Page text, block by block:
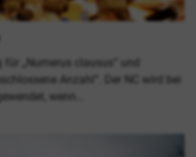
für „Numerus clausus“ und
Anzahl“. Der NC wird bei
wenn…